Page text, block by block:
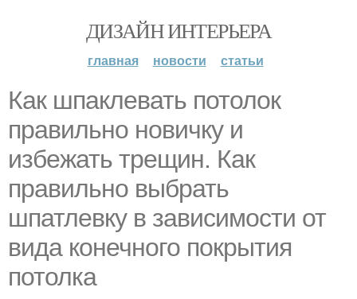
ДИЗАЙН ИНТЕРЬЕРА
главная новости статьи
Как шпаклевать потолок
правильно новичку и
избежать трещин. Как
правильно выбрать
шпатлевку в зависимости от
вида конечного покрытия
потолка